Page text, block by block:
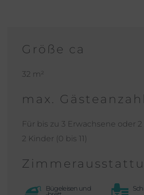
Größe ca
32 m²
max. Gästeanzahl
Für bis zu 3 Erwachsene oder
2 Kinder (0 bis 11)
Bügeleisen und